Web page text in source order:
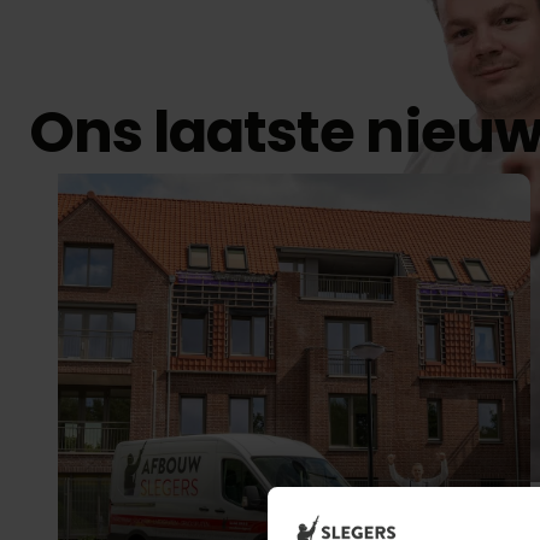
Ons laatste